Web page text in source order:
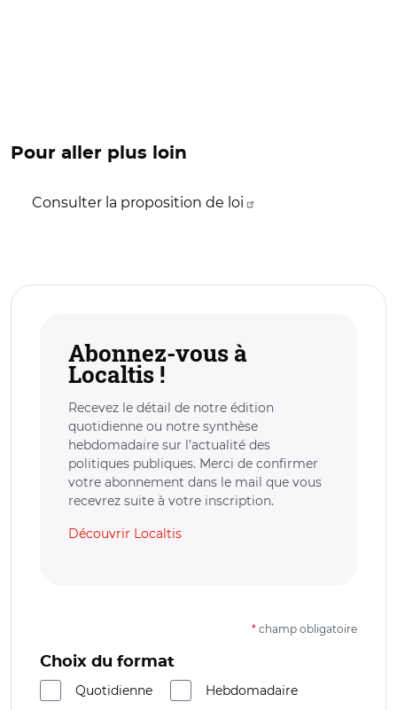
Pour aller plus loin
Consulter la proposition de loi
Abonnez-vous à
Localtis !
Recevez le détail de notre édition
quotidienne ou notre synthèse
hebdomadaire sur l’actualité des
politiques publiques. Merci de confirmer
votre abonnement dans le mail que vous
recevrez suite à votre inscription.
Découvrir Localtis
* champ obligatoire
Choix du format
Quotidienne
Hebdomadaire